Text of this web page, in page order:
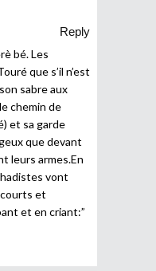
Reply
bé. Les
que s’il n’est
sabre aux
chemin de
et sa garde
que devant
leurs armes.En
vont
et
et en criant:”